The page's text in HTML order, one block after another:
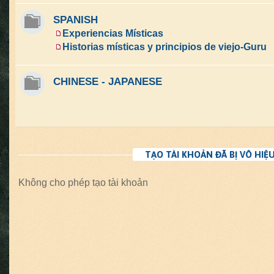
SPANISH
Experiencias Místicas
Historias místicas y principios de viejo-Guru
CHINESE - JAPANESE
TẠO TÀI KHOẢN ĐÃ BỊ VÔ HIỆU
Không cho phép tạo tài khoản